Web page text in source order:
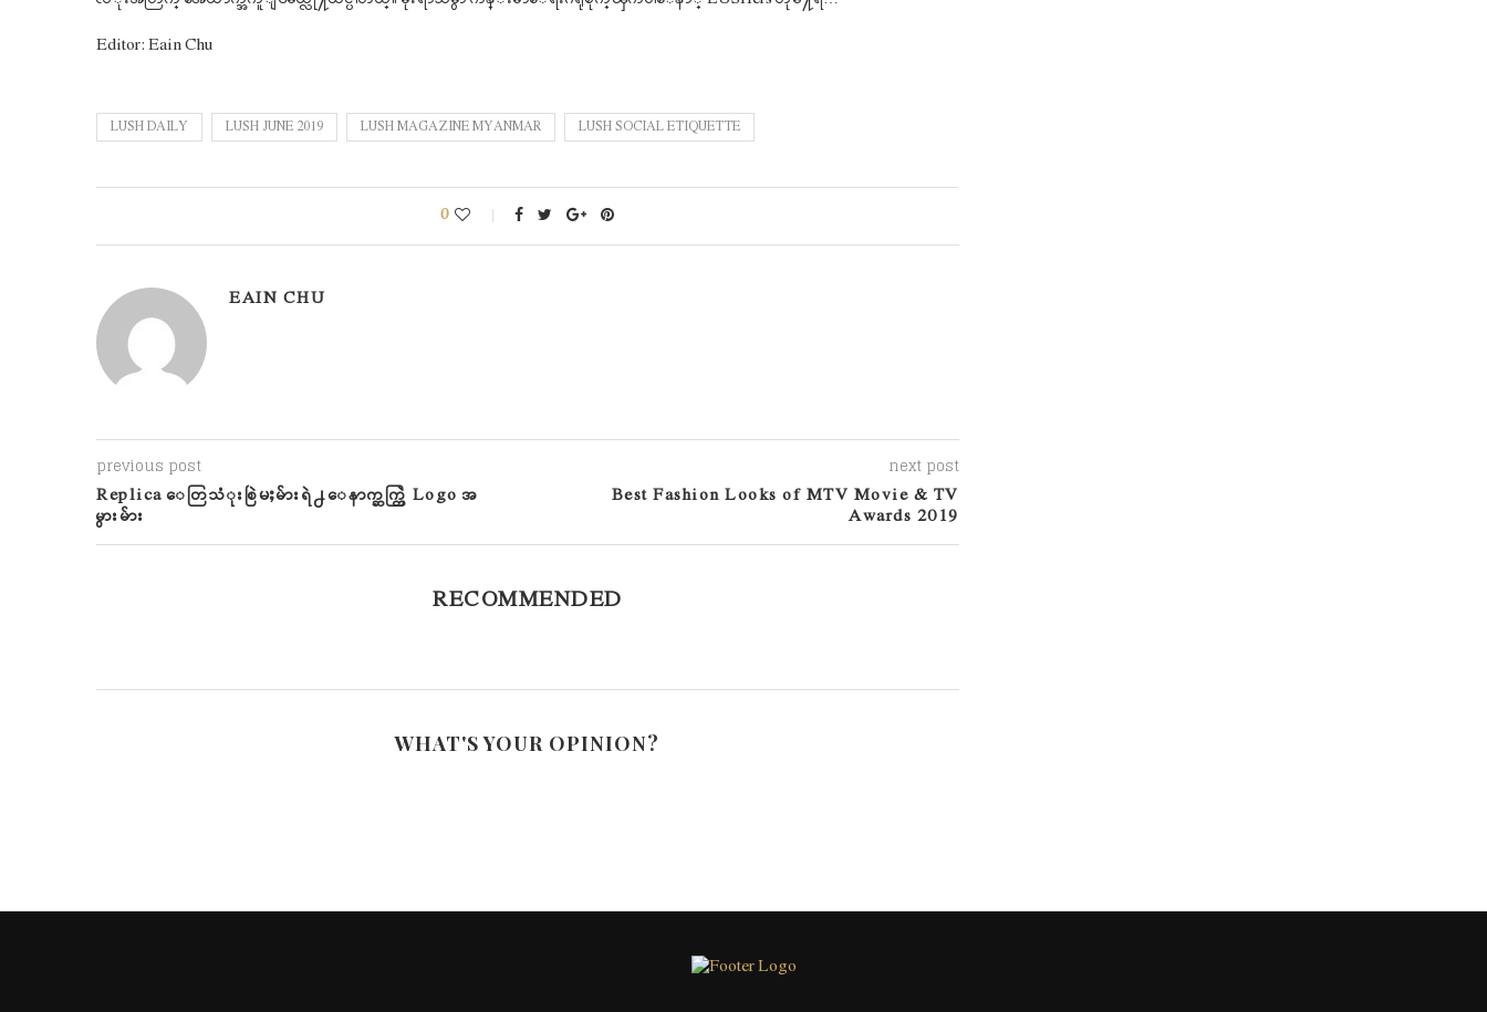
Editor: Eain Chu
LUSH DAILY LUSH JUNE 2019 LUSH MAGAZINE MYANMAR LUSH SOCIAL ETIQUETTE
0
EAIN CHU
previous post
Replica ေတြသံုးစြဲမႈမ်ားရဲ႕ ေနာက္ဆက္တြဲ Logo အ
မွားမ်ား
next post
Best Fashion Looks of MTV Movie & TV
Awards 2019
RECOMMENDED
WHAT'S YOUR OPINION?